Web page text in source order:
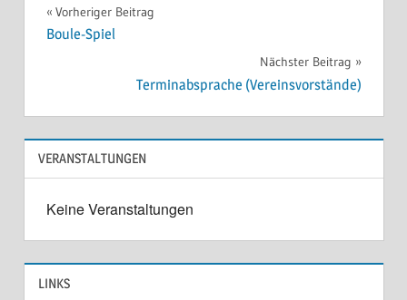
Beitragsnavigation
Vorheriger Beitrag
Boule-Spiel
Nächster Beitrag
Terminabsprache (Vereinsvorstände)
VERANSTALTUNGEN
Keine Veranstaltungen
LINKS